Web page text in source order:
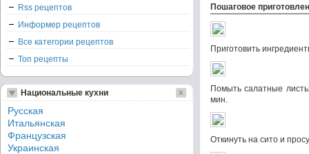
Пошаговое
Приготовить
Помыть салатные
мин.
Откинуть на сито и
Rss рецептов
Информер рецептов
Все категории рецептов
Топ рецепты
Национальные кухни
Русская
Итальянская
Французская
Украинская